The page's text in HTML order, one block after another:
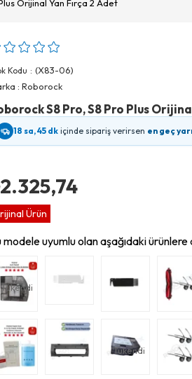
Orijinal Yan Fırça 2 Adet
Kodu
(X83-06)
: Roborock
S8 Pro, S8 Pro Plus
18 sa, 45 dk içinde sipariş verirsen en geç
Ürün
modele uyumlu olan aşağıdaki
Tükendi
Tükendi